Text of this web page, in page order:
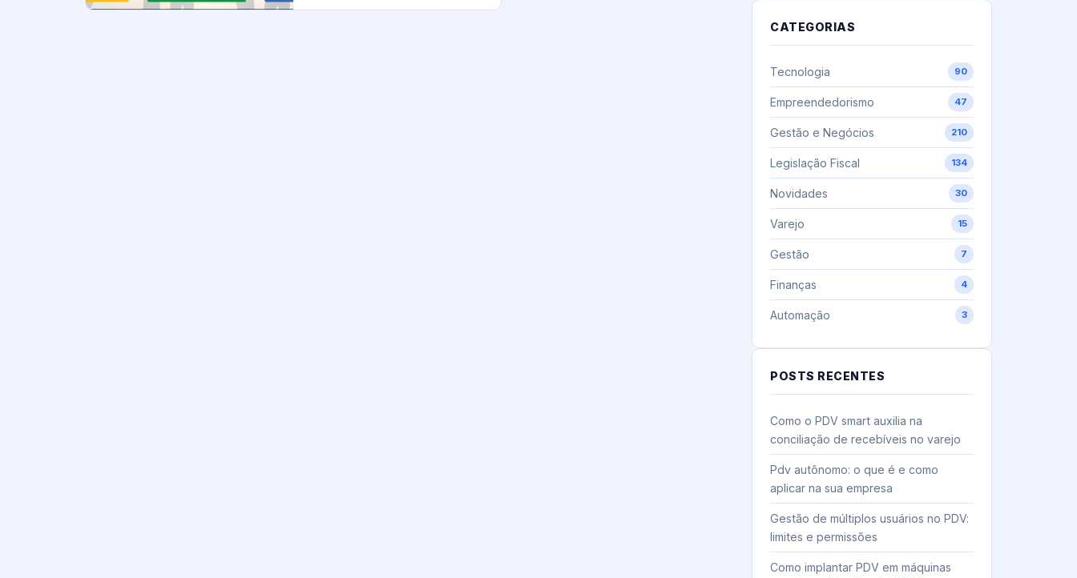
CATEGORIAS
Tecnologia 90
Empreendedorismo 47
Gestão e Negócios 210
Legislação Fiscal 134
Novidades 30
Varejo 15
Gestão 7
Finanças 4
Automação 3
POSTS RECENTES
Como o PDV smart auxilia na
conciliação de recebíveis no varejo
Pdv autônomo: o que é e como
aplicar na sua empresa
Gestão de múltiplos usuários no PDV:
limites e permissões
Como implantar PDV em máquinas